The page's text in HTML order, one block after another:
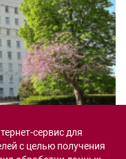
регистрацией
сервис для
с целью получения